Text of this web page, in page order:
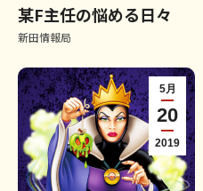
某F主任の悩める日々
新田情報局
5月
20
2019